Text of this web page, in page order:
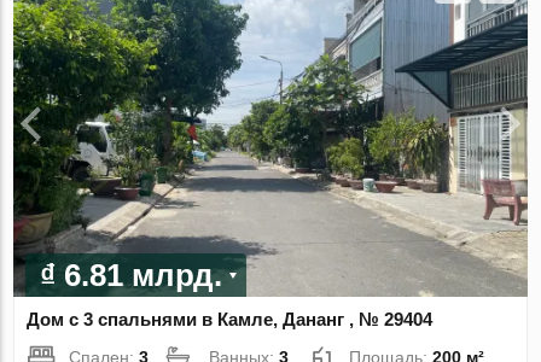
₫ 6.81 млрд.
Дом с 3 спальнями в Камле, Дананг , № 29404
Спален:3 Ванных:3 Площадь:200 м²